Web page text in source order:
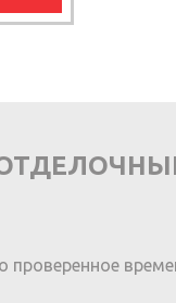
проверенное